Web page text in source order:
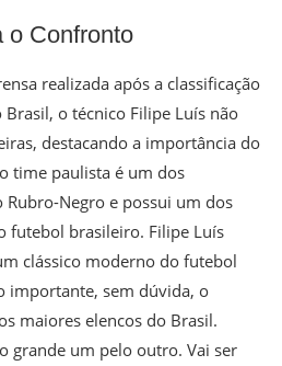
o Confronto
realizada após a classificação
Brasil, o técnico Filipe Luís não
destacando a importância do
time paulista é um dos
Negro e possui um dos
futebol brasileiro. Filipe Luís
clássico moderno do futebol
importante, sem dúvida, o
maiores elencos do Brasil.
grande um pelo outro. Vai ser